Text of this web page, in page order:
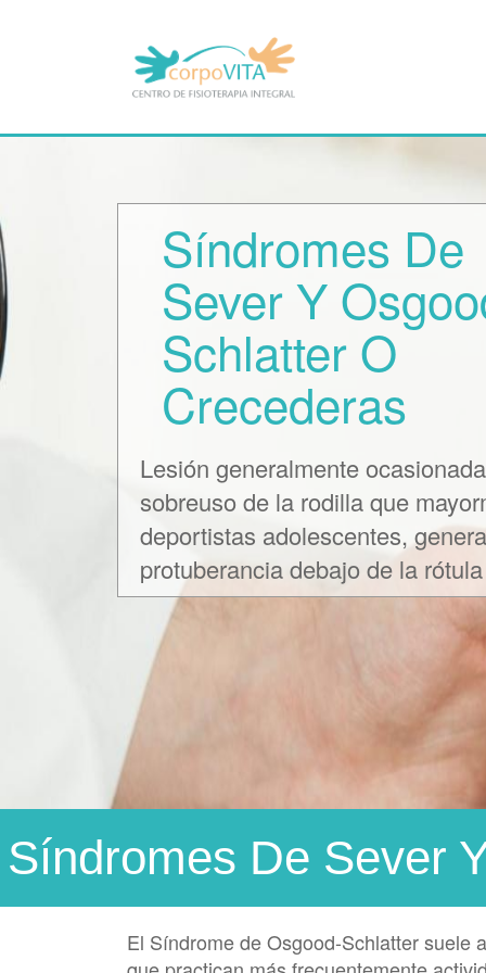
Síndromes De
Sever Y
Schlatter O
Crecederas
Lesión generalmente
sobreuso de la rodilla que
deportistas adolescentes,
protuberancia debajo de la rótula
Síndromes De Sever
El Síndrome de Osgood-Schlatter suele